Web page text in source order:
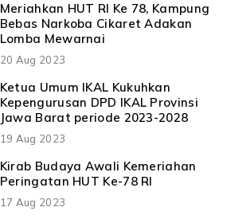
Meriahkan HUT RI Ke 78, Kampung
Bebas Narkoba Cikaret Adakan
Lomba Mewarnai
20 Aug 2023
Ketua Umum IKAL Kukuhkan
Kepengurusan DPD IKAL Provinsi
Jawa Barat periode 2023-2028
19 Aug 2023
Kirab Budaya Awali Kemeriahan
Peringatan HUT Ke-78 RI
17 Aug 2023